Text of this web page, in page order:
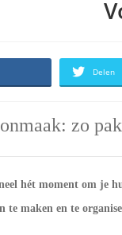
Delen
zo
hét moment om je
te maken en te